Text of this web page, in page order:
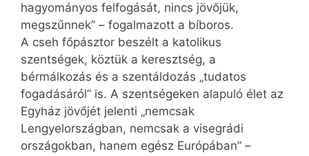
hagyományos felfogását, nincs jövőjük,
megszűnnek” – fogalmazott a bíboros.
A cseh főpásztor beszélt a katolikus
szentségek, köztük a keresztség, a
bérmálkozás és a szentáldozás „tudatos
fogadásáról” is. A szentségeken alapuló élet az
Egyház jövőjét jelenti „nemcsak
Lengyelországban, nemcsak a visegrádi
országokban, hanem egész Európában” –